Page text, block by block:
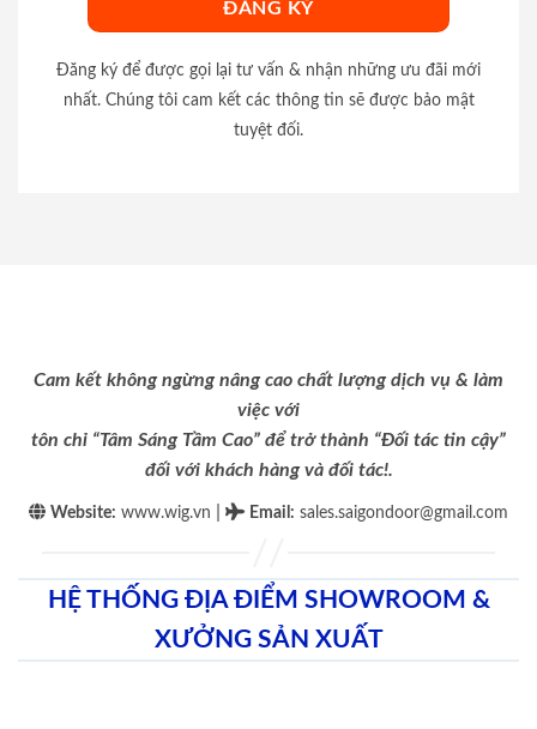
Đăng ký để được gọi lại tư vấn & nhận những ưu đãi mới
nhất. Chúng tôi cam kết các thông tin sẽ được bảo mật
tuyệt đối.
Cam kết không ngừng nâng cao chất lượng dịch vụ & làm
việc với
tôn chỉ “Tâm Sáng Tầm Cao” để trở thành “Đối tác tin cậy”
đối với khách hàng và đối tác!.
Website: www.wig.vn Email : sales.saigondoor@gmail.com
HỆ THỐNG ĐỊA ĐIỂM SHOWROOM &
XƯỞNG SẢN XUẤT